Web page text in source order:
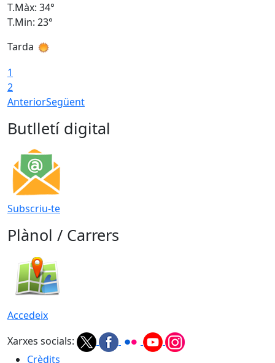
T.Màx: 34°
T.Min: 23°
Tarda
1
2
AnteriorSegüent
Butlletí digital
Subscriu-te
Plànol / Carrers
Accedeix
Xarxes socials:
Crèdits